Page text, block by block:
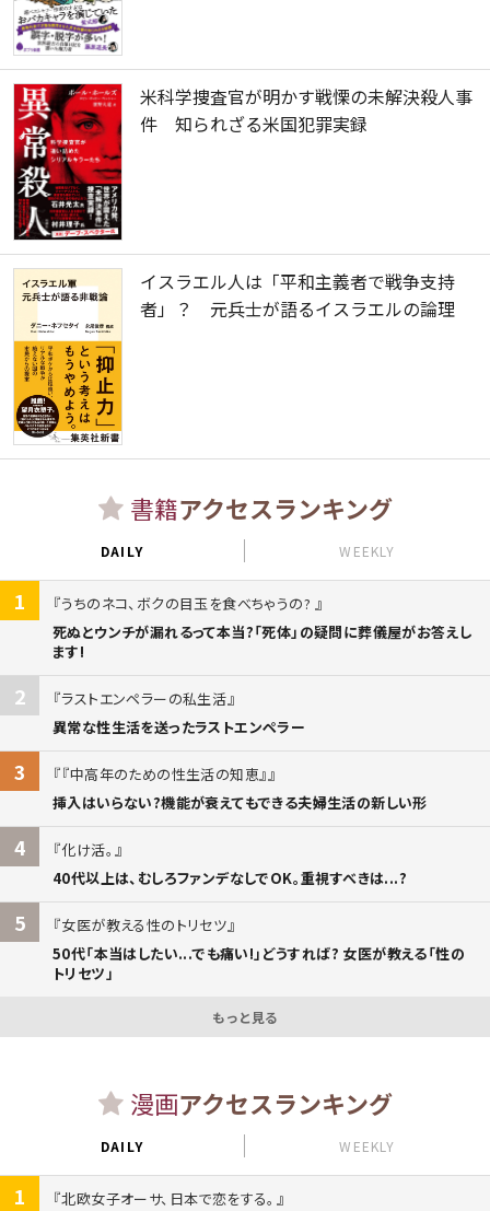
米科学捜査官が明かす戦慄の未解決殺人事
件 知られざる米国犯罪実録
イスラエル人は「平和主義者で戦争支持
者」？ 元兵士が語るイスラエルの論理
書籍アクセスランキング
DAILY WEEKLY
1
うちのネコ、ボクの目玉を食べちゃうの?
死ぬとウンチが漏れるって本当?「死体」の疑問に葬儀屋がお答えし
ます!
2
ラストエンペラーの私生活
異常な性生活を送ったラストエンペラー
3
『中高年のための性生活の知恵』
挿入はいらない?機能が衰えてもできる夫婦生活の新しい形
4
化け活。
40代以上は、むしろファンデなしでOK。重視すべきは...?
5
女医が教える性のトリセツ
50代「本当はしたい...でも痛い!」どうすれば? 女医が教える「性の
トリセツ」
もっと見る
漫画アクセスランキング
DAILY WEEKLY
1
北欧女子オーサ、日本で恋をする。